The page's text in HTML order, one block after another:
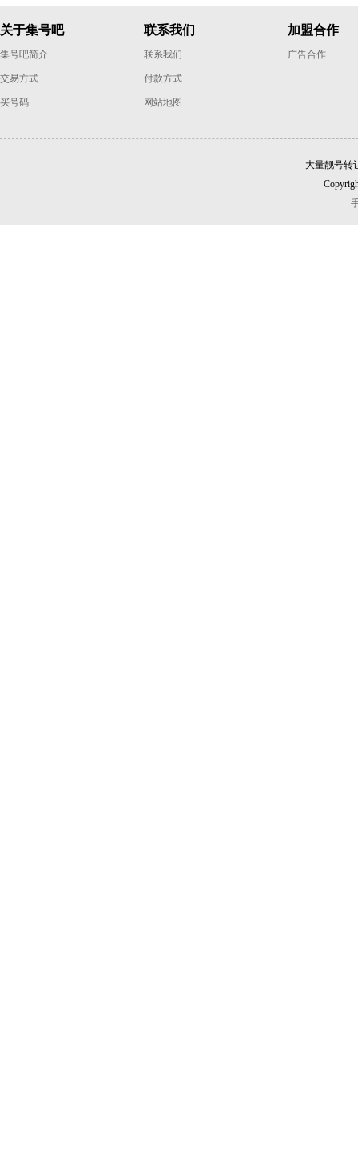
关于集号吧
集号吧简介
交易方式
买号码
联系我们
联系我们
付款方式
网站地图
加盟合作
广告合作
大量靓号转